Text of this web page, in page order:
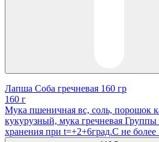
Лапша Соба гречневая 160 гр
160 г
Мука пшеничная вс, соль, порошок
кукурузный, мука гречневая
хранения при t=+2+6град.С не более